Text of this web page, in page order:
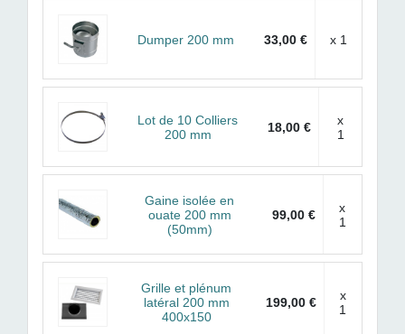
Dumper 200 mm 33,00 € x 1
Lot de 10 Colliers
200 mm
18,00 €
x
1
Gaine isolée en
ouate 200 mm
(50mm)
99,00 €
x
1
Grille et plénum
latéral 200 mm
400x150
199,00 €
x
1